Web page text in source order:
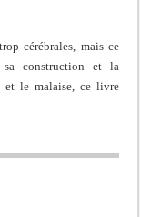
cérébrales, mais ce
sa construction et la
et le malaise, ce livre